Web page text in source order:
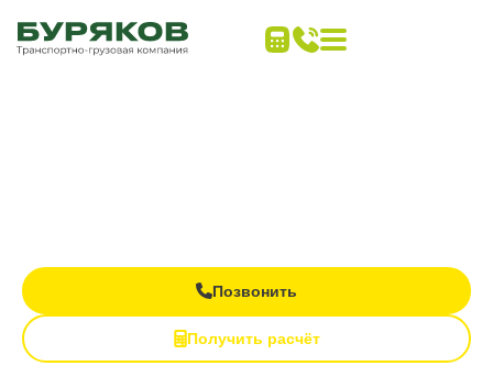
Позвонить
Получить расчёт